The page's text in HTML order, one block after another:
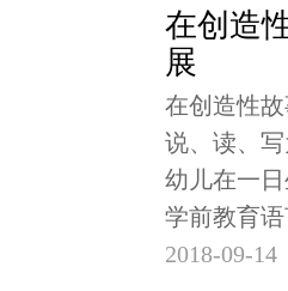
在创造
展
在创造性
说、读、
幼儿在一
学前教育
2018-09-14